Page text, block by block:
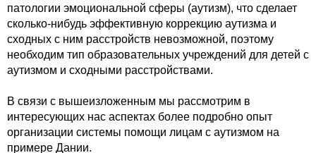
патологии эмоциональной сферы (аутизм), что сделает
сколько-нибудь эффективную коррекцию аутизма и
сходных с ним расстройств невозможной, поэтому
необходим тип образовательных учреждений для детей с
аутизмом и сходными расстройствами.
В связи с вышеизложенным мы рассмотрим в
интересующих нас аспектах более подробно опыт
организации системы помощи лицам с аутизмом на
примере Дании.